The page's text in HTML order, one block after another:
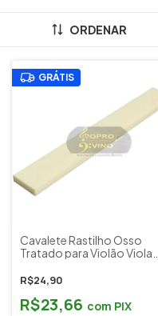
ORDENAR
GRÁTIS
Cavalete Rastilho Osso
Tratado para Violão Viola
R$24,90
R$23,66 com PIX